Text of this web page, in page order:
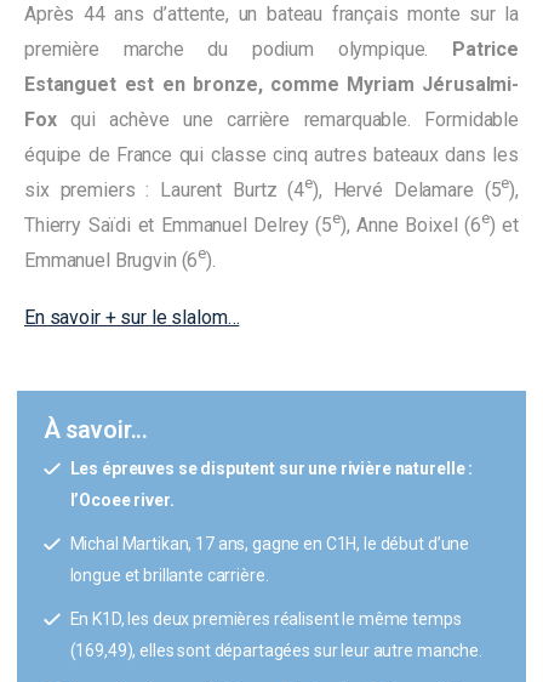
Après 44 ans d’attente, un bateau français monte sur la
première marche du podium olympique. Patrice
Estanguet est en bronze, comme Myriam Jérusalmi-
Foxqui achève une carrière remarquable. Formidable
équipe de France qui classe cinq autres bateaux dans les
six premiers : Laurent Burtz (4e), Hervé Delamare (5e),
Thierry Saïdi et Emmanuel Delrey (5e), Anne Boixel (6e) et
Emmanuel Brugvin (6e).
En savoir + sur le slalom…
À savoir...
Les épreuves se disputent sur une rivière naturelle :
l’Ocoee river.
Michal Martikan, 17 ans, gagne en C1H, le début d’une
longue et brillante carrière.
En K1D, les deux premières réalisent le même temps
(169,49), elles sont départagées sur leur autre manche.